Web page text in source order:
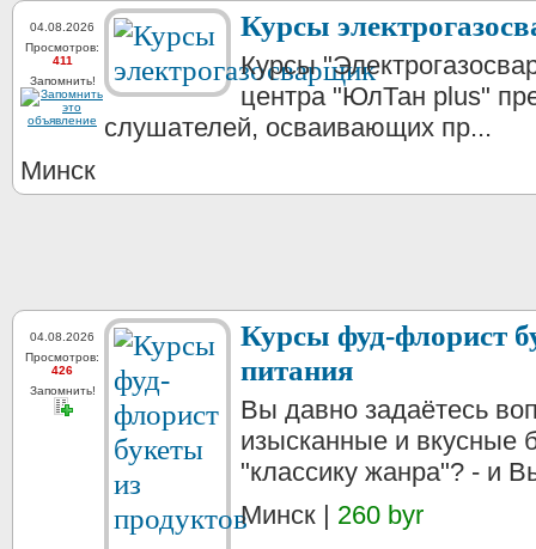
04.08.2026
Просмотров:
411
Запомнить!
Курсы
Курсы
центра "ЮлТан plus"
слушателей, осваивающих пр...
Минск
04.08.2026
Просмотров:
426
Запомнить!
Курсы фуд-флорист
питания
Вы давно задаётесь
изысканные и вкусные
"классику жанра"? - и
Минск | 260 byr